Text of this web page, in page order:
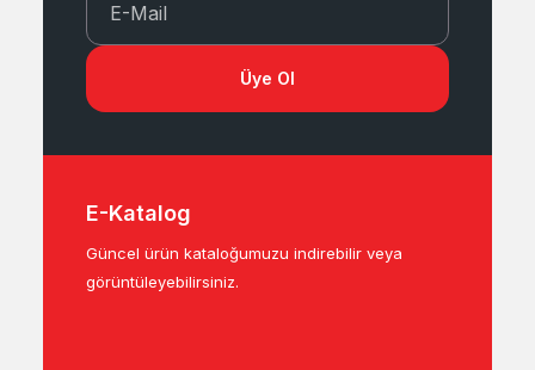
E-Mail
Üye Ol
E-Katalog
Güncel ürün kataloğumuzu indirebilir veya
görüntüleyebilirsiniz.